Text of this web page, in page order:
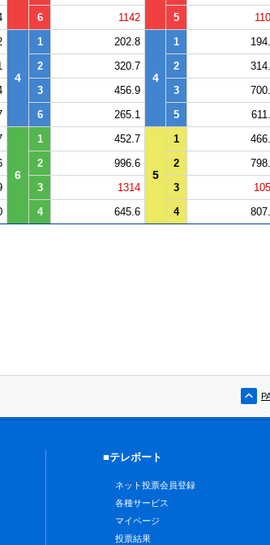
6 1142 5
4
1 202.8
4
1
2 320.7 2
3 456.9 3
6 265.1 5
6
1 452.7
5
1
2 996.6 2
3 1314 3
4 645.6 4
■テレボート
ネット投票会員登録
各種サービス
マイページ
投票結果